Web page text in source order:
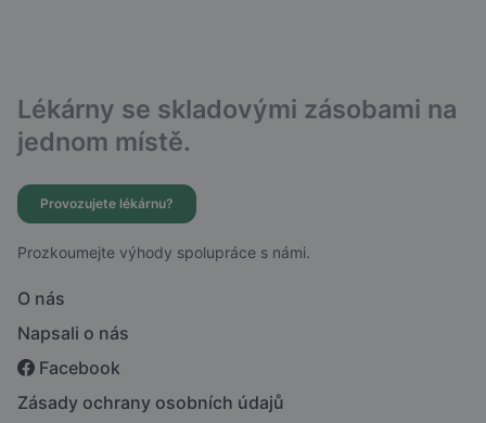
Lékárny se skladovými zásobami na
jednom místě.
Provozujete lékárnu?
Prozkoumejte výhody spolupráce s námi.
O nás
Napsali o nás
Facebook
Zásady ochrany osobních údajů